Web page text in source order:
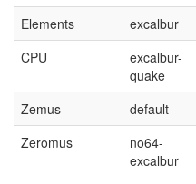
Elements excalbur
CPU
excalbur-
quake
Zemus default
Zeromus
no64-
excalbur